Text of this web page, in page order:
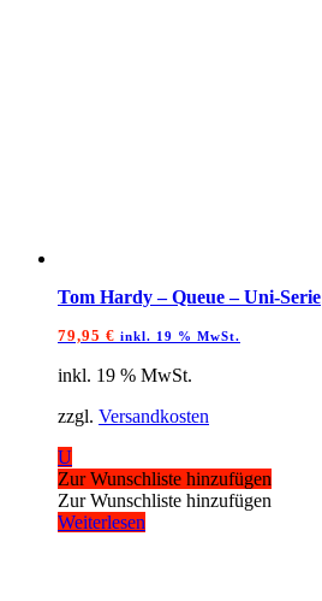
Tom Hardy – Queue – Uni-Serie
79,95 € inkl. 19 % MwSt.
inkl. 19 % MwSt.
zzgl. Versandkosten
U
Zur Wunschliste hinzufügen
Zur Wunschliste hinzufügen
Weiterlesen